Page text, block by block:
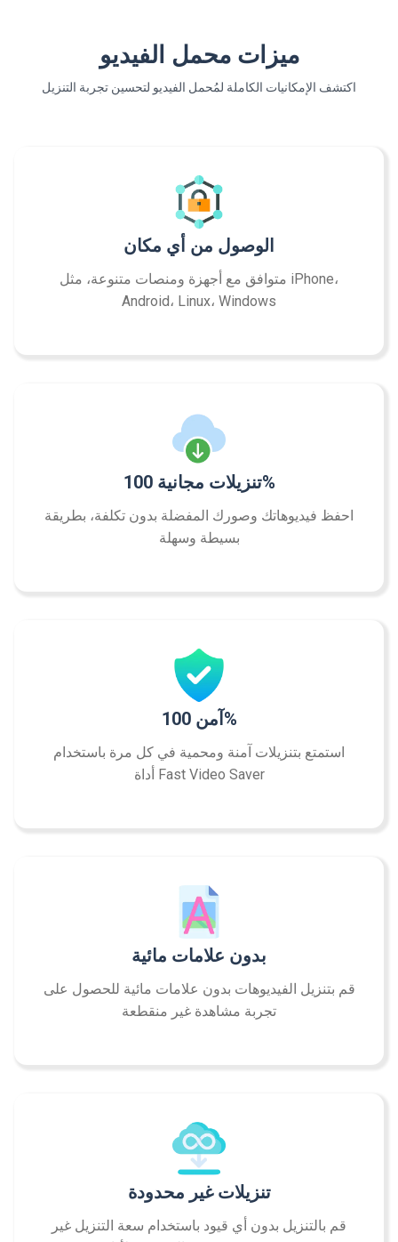
ميزات محمل الفيديو
اكتشف الإمكانيات الكاملة لمُحمل الفيديو لتحسين تجربة التنزيل
الوصول من أي مكان
متوافق مع أجهزة ومنصات متنوعة، مثل iPhone،
Android، Linux، Windows
تنزيلات مجانية 100%
احفظ فيديوهاتك وصورك المفضلة بدون تكلفة، بطريقة
بسيطة وسهلة
آمن 100%
استمتع بتنزيلات آمنة ومحمية في كل مرة باستخدام
أداة Fast Video Saver
بدون علامات مائية
قم بتنزيل الفيديوهات بدون علامات مائية للحصول على
تجربة مشاهدة غير منقطعة
تنزيلات غير محدودة
قم بالتنزيل بدون أي قيود باستخدام سعة التنزيل غير